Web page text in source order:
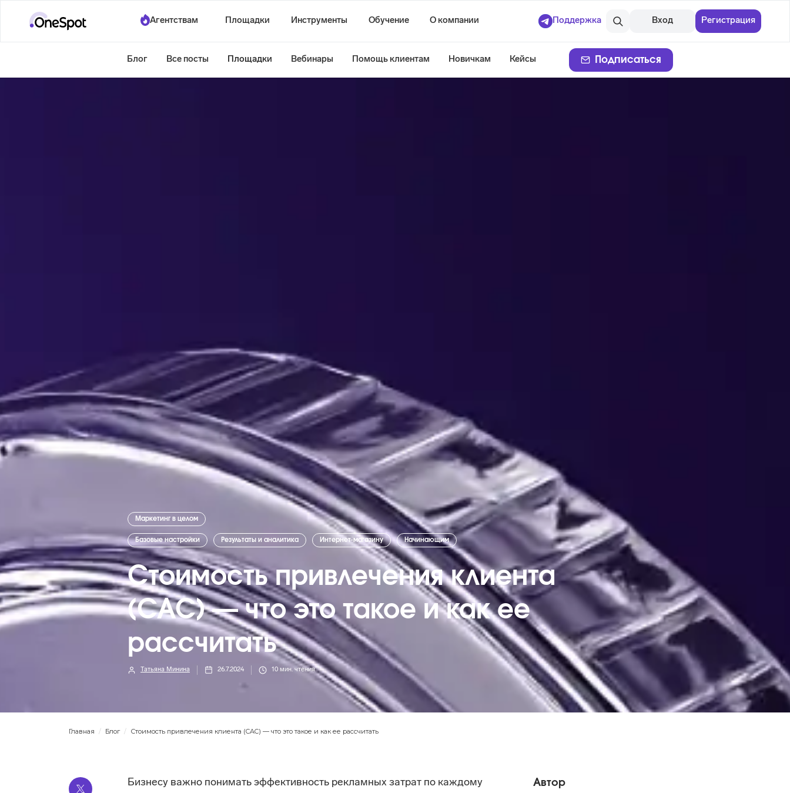
Агентствам Площадки Инструменты Обучение О компании Поддержка Вход Регистрация
Блог Все посты Площадки Вебинары Помощь клиентам Новичкам Кейсы Подписаться
Маркетинг в целом
Базовые настройки Результаты и аналитика Интернет-магазину Начинающим
Стоимость привлечения клиента
(CAC) — что это такое и как ее
рассчитать
Татьяна Минина 26.7.2024 10 мин. чтения
Главная / Блог / Стоимость привлечения клиента (CAC) — что это такое и как ее рассчитать
Бизнесу важно понимать эффективность рекламных затрат по каждому
Автор